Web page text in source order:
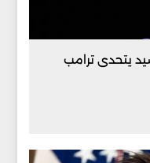
يتحدى ترامب